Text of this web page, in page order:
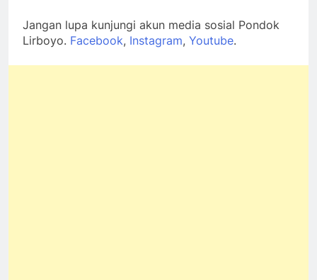
Jangan lupa kunjungi akun media sosial Pondok
Lirboyo. Facebook, Instagram, Youtube.